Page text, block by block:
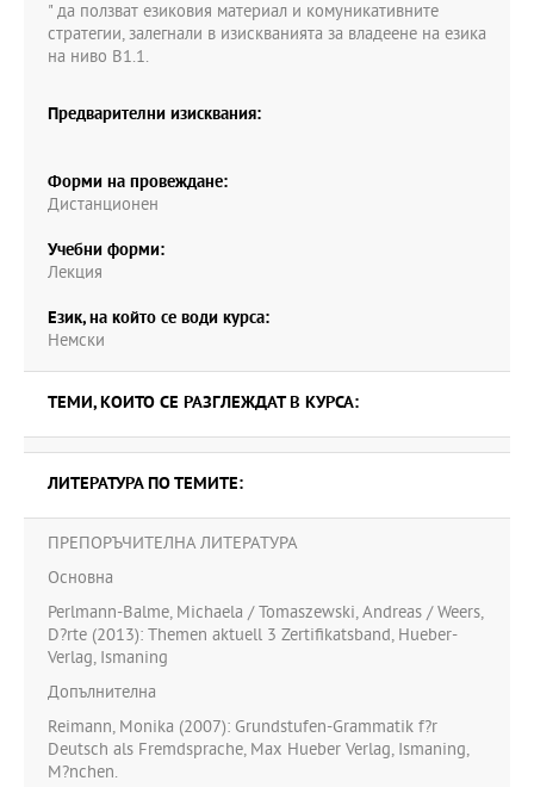
" да ползват езиковия материал и комуникативните
стратегии, залегнали в изискванията за владеене на езика
на ниво B1.1.
Предварителни изисквания:
Форми на провеждане:
Дистанционен
Учебни форми:
Лекция
Език, на който се води курса:
Немски
ТЕМИ, КОИТО СЕ РАЗГЛЕЖДАТ В КУРСА:
ЛИТЕРАТУРА ПО ТЕМИТЕ:
ПРЕПОРЪЧИТЕЛНА ЛИТЕРАТУРА
Основна
Perlmann-Balme, Michaela / Tomaszewski, Andreas / Weers,
D?rte (2013): Themen aktuell 3 Zertifikatsband, Hueber-
Verlag, Ismaning
Допълнителна
Reimann, Monika (2007): Grundstufen-Grammatik f?r
Deutsch als Fremdsprache, Max Hueber Verlag, Ismaning,
M?nchen.